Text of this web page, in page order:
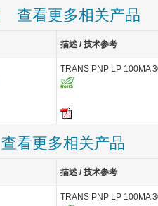
查看更多相关产品
描述 / 技术参考
TRANS PNP LP 100MA
查看更多相关产品
描述 / 技术参考
TRANS PNP LP 100MA